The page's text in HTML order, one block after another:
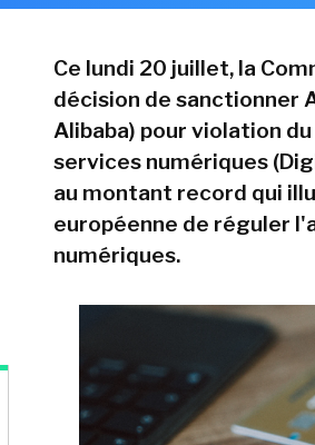
Ce lundi 20 juillet, la
décision de sanctionner
Alibaba) pour violation
services numériques
au montant record qui
européenne de réguler
numériques.